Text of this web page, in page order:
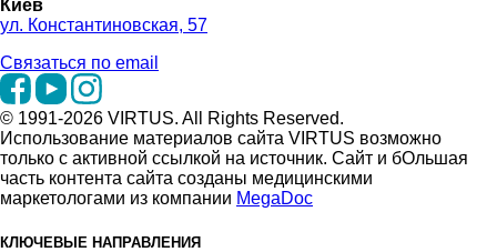
Киев
ул. Константиновская, 57
Связаться по email
© 1991-2026 VIRTUS. All Rights Reserved.
Использование материалов сайта VIRTUS возможно
только с активной ссылкой на источник. Сайт и бОльшая
часть контента сайта созданы медицинскими
маркетологами из компании MegaDoc
КЛЮЧЕВЫЕ НАПРАВЛЕНИЯ